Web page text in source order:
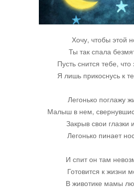
Это интересно
Хочу, чтобы этой
Ты так спала
Пусть снится тебе,
Я лишь прикоснусь к
Легонько поглажу
Малыш в нем,
Закрыв свои глазки
Легонько пинает
И спит он там
Готовится к жизни
В животике мамы